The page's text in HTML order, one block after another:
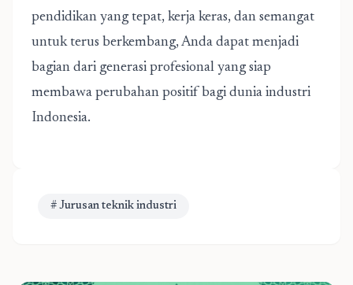
pendidikan yang tepat, kerja keras, dan semangat
untuk terus berkembang, Anda dapat menjadi
bagian dari generasi profesional yang siap
membawa perubahan positif bagi dunia industri
Indonesia.
# Jurusan teknik industri